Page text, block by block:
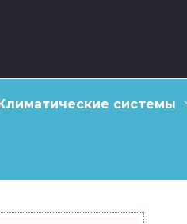
системы